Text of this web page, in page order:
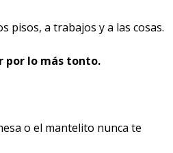
pisos, a trabajos y a las cosas.
por lo más tonto.
o el mantelito nunca te